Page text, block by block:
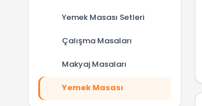
Yemek Masası Setleri
Çalışma Masaları
Makyaj Masaları
Yemek Masası